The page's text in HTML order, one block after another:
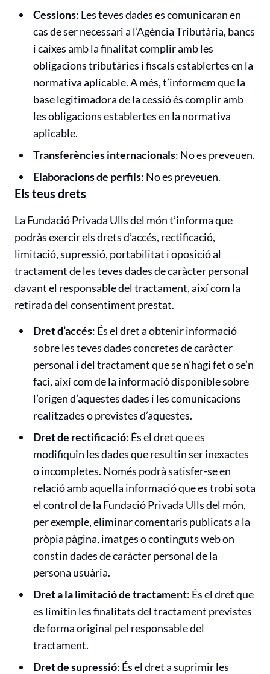
Cessions: Les teves dades es comunicaran en
cas de ser necessari a l’Agència Tributària, bancs
i caixes amb la finalitat complir amb les
obligacions tributàries i fiscals establertes en la
normativa aplicable. A més, t’informem que la
base legitimadora de la cessió és complir amb
les obligacions establertes en la normativa
aplicable.
Transferències internacionals: No es preveuen.
Elaboracions de perfils: No es preveuen.
Els teus drets
La Fundació Privada Ulls del món t’informa que
podràs exercir els drets d’accés, rectificació,
limitació, supressió, portabilitat i oposició al
tractament de les teves dades de caràcter personal
davant el responsable del tractament, així com la
retirada del consentiment prestat.
Dret d’accés: És el dret a obtenir informació
sobre les teves dades concretes de caràcter
personal i del tractament que se n’hagi fet o se’n
faci, així com de la informació disponible sobre
l’origen d’aquestes dades i les comunicacions
realitzades o previstes d’aquestes.
Dret de rectificació: És el dret que es
modifiquin les dades que resultin ser inexactes
o incompletes. Només podrà satisfer-se en
relació amb aquella informació que es trobi sota
el control de la Fundació Privada Ulls del món,
per exemple, eliminar comentaris publicats a la
pròpia pàgina, imatges o continguts web on
constin dades de caràcter personal de la
persona usuària.
Dret a la limitació de tractament: És el dret que
es limitin les finalitats del tractament previstes
de forma original pel responsable del
tractament.
Dret de supressió: És el dret a suprimir les